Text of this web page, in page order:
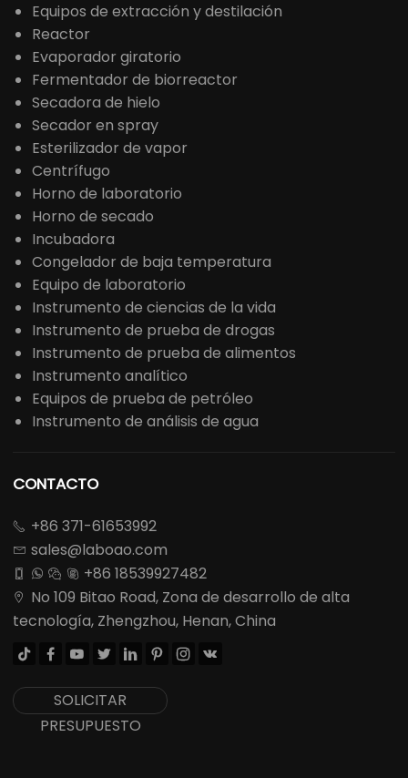
Equipos de extracción y destilación
Reactor
Evaporador giratorio
Fermentador de biorreactor
Secadora de hielo
Secador en spray
Esterilizador de vapor
Centrífugo
Horno de laboratorio
Horno de secado
Incubadora
Congelador de baja temperatura
Equipo de laboratorio
Instrumento de ciencias de la vida
Instrumento de prueba de drogas
Instrumento de prueba de alimentos
Instrumento analítico
Equipos de prueba de petróleo
Instrumento de análisis de agua
CONTACTO
 +86 371-61653992
 sales@laboao.com
    +86 18539927482

No 109 Bitao Road, Zona de desarrollo de alta
tecnología, Zhengzhou, Henan, China
       
SOLICITAR
PRESUPUESTO